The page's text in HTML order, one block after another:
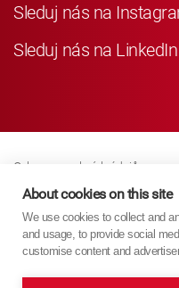
Sleduj nás na
Sleduj nás na LinkedIn
Ochrana osobních údajů
Business Partner Privacy
Zásady Souborů Cookies
Modern Slavery Act Policy
About cookies on this site
We use cookies to collect and
and usage, to provide social
customise content and